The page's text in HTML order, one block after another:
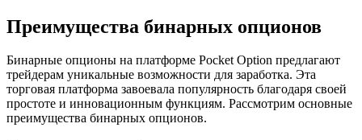
Преимущества бинарных опционов
Бинарные опционы на платформе Pocket Option предлагают
трейдерам уникальные возможности для заработка. Эта
торговая платформа завоевала популярность благодаря своей
простоте и инновационным функциям. Рассмотрим основные
преимущества бинарных опционов.